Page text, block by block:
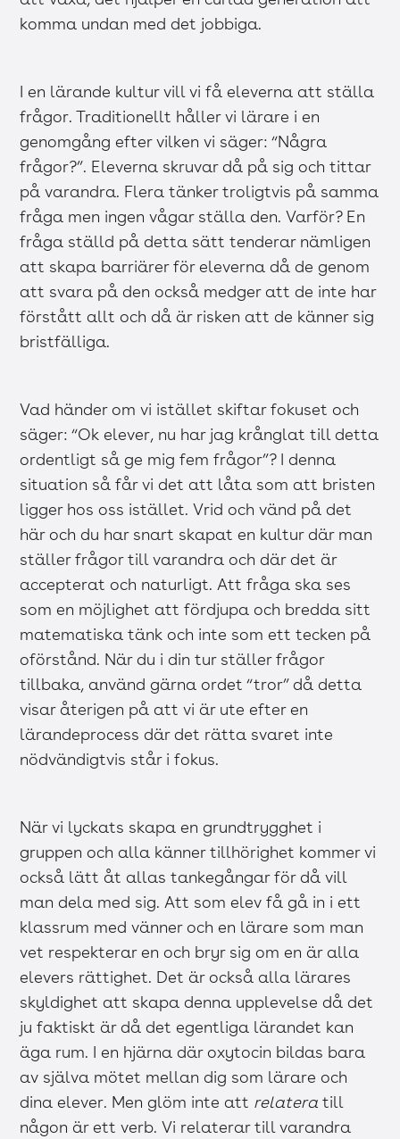
komma undan med det jobbiga.
I en lärande kultur vill vi få eleverna att ställa
frågor. Traditionellt håller vi lärare i en
genomgång efter vilken vi säger: “Några
frågor?”. Eleverna skruvar då på sig och tittar
på varandra. Flera tänker troligtvis på samma
fråga men ingen vågar ställa den. Varför? En
fråga ställd på detta sätt tenderar nämligen
att skapa barriärer för eleverna då de genom
att svara på den också medger att de inte har
förstått allt och då är risken att de känner sig
bristfälliga.
Vad händer om vi istället skiftar fokuset och
säger: “Ok elever, nu har jag krånglat till detta
ordentligt så ge mig fem frågor”? I denna
situation så får vi det att låta som att bristen
ligger hos oss istället. Vrid och vänd på det
här och du har snart skapat en kultur där man
ställer frågor till varandra och där det är
accepterat och naturligt. Att fråga ska ses
som en möjlighet att fördjupa och bredda sitt
matematiska tänk och inte som ett tecken på
oförstånd. När du i din tur ställer frågor
tillbaka, använd gärna ordet “tror” då detta
visar återigen på att vi är ute efter en
lärandeprocess där det rätta svaret inte
nödvändigtvis står i fokus.
När vi lyckats skapa en grundtrygghet i
gruppen och alla känner tillhörighet kommer vi
också lätt åt allas tankegångar för då vill
man dela med sig. Att som elev få gå in i ett
klassrum med vänner och en lärare som man
vet respekterar en och bryr sig om en är alla
elevers rättighet. Det är också alla lärares
skyldighet att skapa denna upplevelse då det
ju faktiskt är då det egentliga lärandet kan
äga rum. I en hjärna där oxytocin bildas bara
av själva mötet mellan dig som lärare och
dina elever. Men glöm inte att relatera till
någon är ett verb. Vi relaterar till varandra